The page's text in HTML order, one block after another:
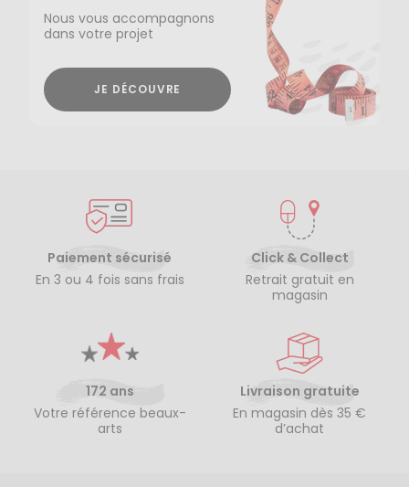
Nous vous accompagnons
dans votre projet
JE DÉCOUVRE
Paiement sécurisé
En 3 ou 4 fois sans frais
Click & Collect
Retrait gratuit en
magasin
172 ans
Votre référence beaux-
arts
Livraison gratuite
En magasin dès 35 €
d’achat